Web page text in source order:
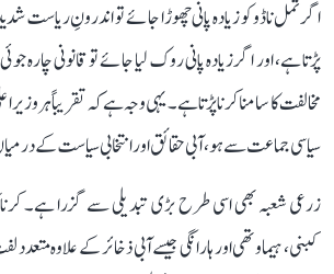
اگر تمل ناڈو کو زیادہ پانی چھوڑا جائے تو اندرونِ ریاست
پڑتا ہے، اور اگر زیادہ پانی روک لیا جائے تو قانونی چارہ
مخالفت کا سامنا کرنا پڑتا ہے۔ یہی وجہ ہے کہ تقریباً ہر وزیر
سیاسی جماعت سے ہو، آبی حقائق اور انتخابی سیاست کے
زرعی شعبہ بھی اسی طرح بڑی تبدیلی سے گزرا ہے۔
کبنی، ہیماوتھی اور ہارانگی جیسے آبی ذخائر کے علاوہ